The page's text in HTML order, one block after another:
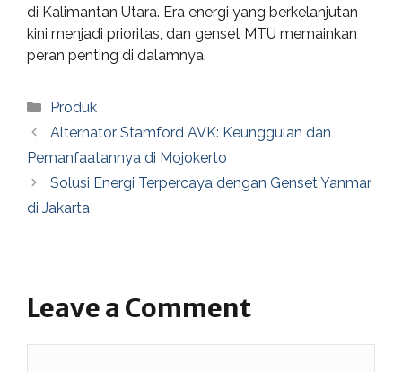
di Kalimantan Utara. Era energi yang berkelanjutan
kini menjadi prioritas, dan genset MTU memainkan
peran penting di dalamnya.
Categories
Produk
Alternator Stamford AVK: Keunggulan dan
Pemanfaatannya di Mojokerto
Solusi Energi Terpercaya dengan Genset Yanmar
di Jakarta
Leave a Comment